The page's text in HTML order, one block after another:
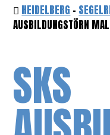
HEIDELBERG -
AUSBILDUNGSTÖRN
SKS